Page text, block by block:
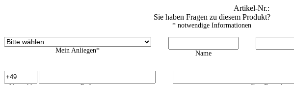
Artikel-Nr.:
Sie haben Fragen zu diesem Produkt?
* notwendige Informationen
Mein Anliegen* Name